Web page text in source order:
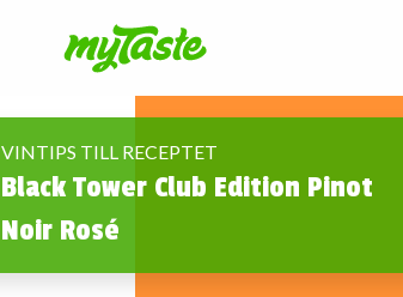
VINTIPS TILL RECEPTET
Black Tower Club Edition Pinot
Noir Rosé